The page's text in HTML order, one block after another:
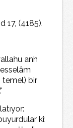
17, (4185).
anh
temel) bir
ki: